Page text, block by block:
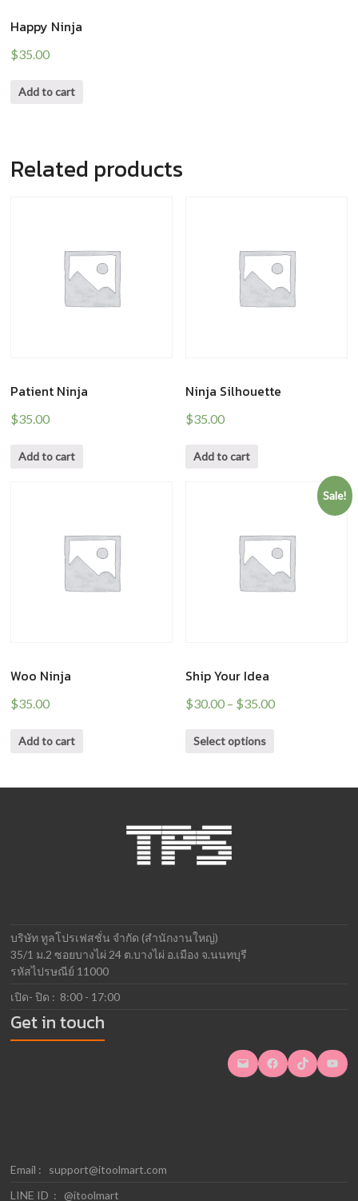
Happy Ninja
$35.00
Add to cart
Related products
Patient Ninja
$35.00
Add to cart
Ninja Silhouette
$35.00
Add to cart
Woo Ninja
$35.00
Add to cart
Sale!
Ship Your Idea
$30.00 – $35.00
Select options
บริษัท ทูลโปรเฟสชั่น จำกัด (สำนักงานใหญ่)
35/1 ม.2 ซอยบางไผ่ 24 ต.บางไผ่ อ.เมือง จ.นนทบุรี
รหัสไปรษณีย์ 11000
เปิด- ปิด : 8:00 - 17:00
Get in touch
Mail Facebook TikTok YouTube
Email : support@itoolmart.com
LINE ID : @itoolmart